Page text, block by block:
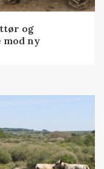
og
mod ny